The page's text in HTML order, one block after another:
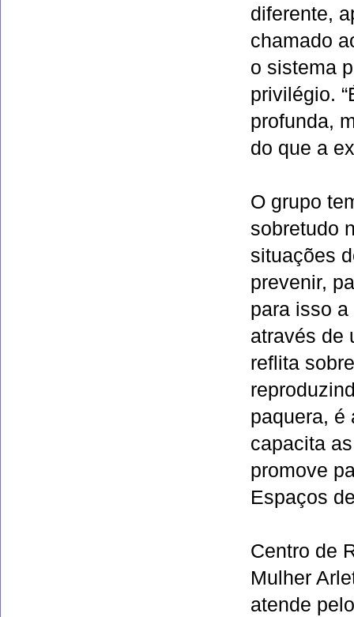
diferente,
chamado
o sistema
privilégio.
profunda,
do que a
O grupo
sobretudo
situações
prevenir,
para isso
através de
reflita
paquera, é
capacita
promove
Espaços
Centro de
Mulher
atende